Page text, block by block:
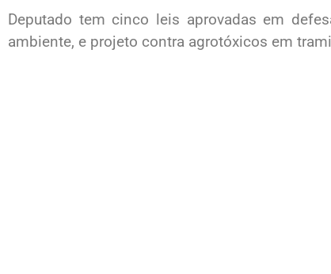
Deputado tem cinco leis aprovadas em
ambiente, e projeto contra agrotóxicos em